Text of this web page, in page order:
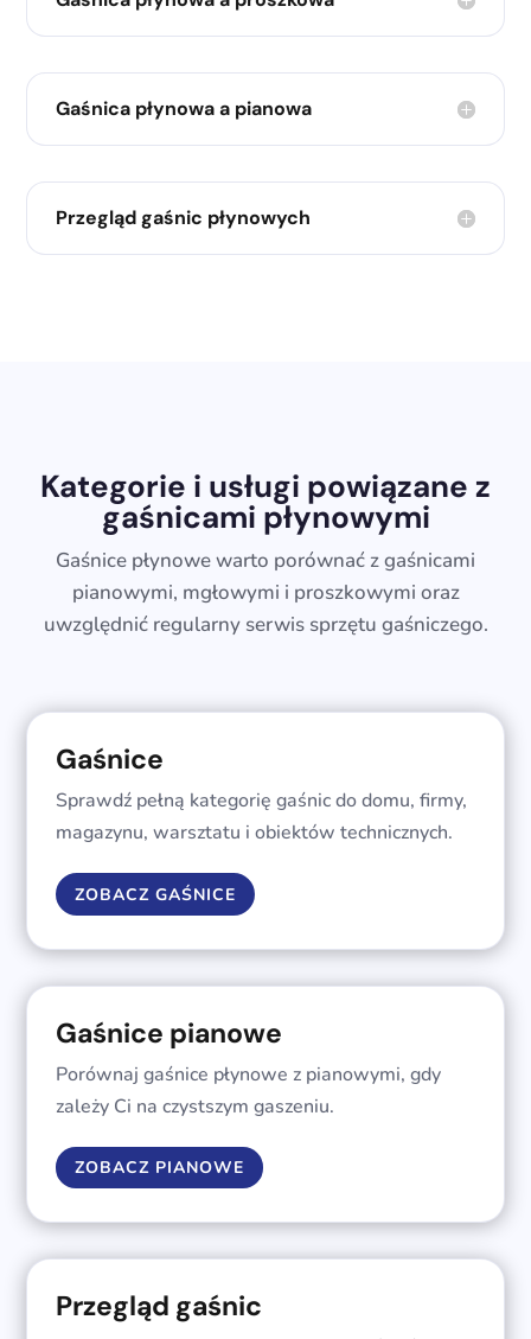
Gaśnica płynowa a pianowa
Przegląd gaśnic płynowych
Kategorie i usługi powiązane z
gaśnicami płynowymi
Gaśnice płynowe warto porównać z gaśnicami
pianowymi, mgłowymi i proszkowymi oraz
uwzględnić regularny serwis sprzętu gaśniczego.
Gaśnice
Sprawdź pełną kategorię gaśnic do domu, firmy,
magazynu, warsztatu i obiektów technicznych.
ZOBACZ GAŚNICE
Gaśnice pianowe
Porównaj gaśnice płynowe z pianowymi, gdy
zależy Ci na czystszym gaszeniu.
ZOBACZ PIANOWE
Przegląd gaśnic